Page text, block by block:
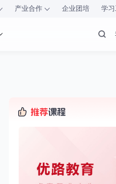
产业合作 企业团培 学